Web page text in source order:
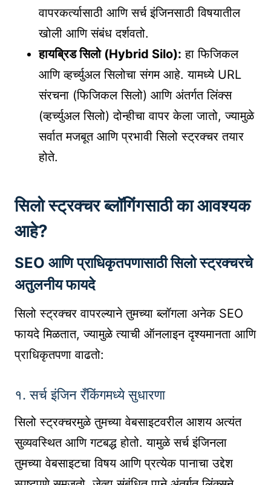
वापरकर्त्यासाठी आणि सर्च इंजिनसाठी विषयातील
खोली आणि संबंध दर्शवतो.
हायब्रिड सिलो (Hybrid Silo): हा फिजिकल
आणि व्हर्च्युअल सिलोचा संगम आहे. यामध्ये URL
संरचना (फिजिकल सिलो) आणि अंतर्गत लिंक्स
(व्हर्च्युअल सिलो) दोन्हीचा वापर केला जातो, ज्यामुळे
सर्वात मजबूत आणि प्रभावी सिलो स्ट्रक्चर तयार
होते.
सिलो स्ट्रक्चर ब्लॉगिंगसाठी का आवश्यक
आहे?
SEO आणि प्राधिकृतपणासाठी सिलो स्ट्रक्चरचे
अतुलनीय फायदे
सिलो स्ट्रक्चर वापरल्याने तुमच्या ब्लॉगला अनेक SEO
फायदे मिळतात, ज्यामुळे त्याची ऑनलाइन दृश्यमानता आणि
प्राधिकृतपणा वाढतो:
१. सर्च इंजिन रँकिंगमध्ये सुधारणा
सिलो स्ट्रक्चरमुळे तुमच्या वेबसाइटवरील आशय अत्यंत
सुव्यवस्थित आणि गटबद्ध होतो. यामुळे सर्च इंजिनला
तुमच्या वेबसाइटचा विषय आणि प्रत्येक पानाचा उद्देश